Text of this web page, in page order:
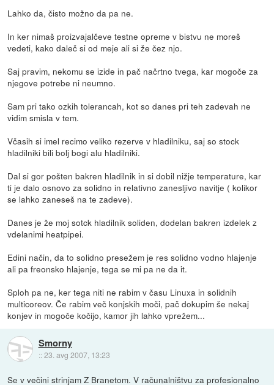
Lahko da, čisto možno da pa ne.
In ker nimaš proizvajalčeve testne opreme v bistvu ne moreš
vedeti, kako daleč si od meje ali si že čez njo.
Saj pravim, nekomu se izide in pač načrtno tvega, kar mogoče za
njegove potrebe ni neumno.
Sam pri tako ozkih tolerancah, kot so danes pri teh zadevah ne
vidim smisla v tem.
Včasih si imel recimo veliko rezerve v hladilniku, saj so stock
hladilniki bili bolj bogi alu hladilniki.
Dal si gor pošten bakren hladilnik in si dobil nižje temperature, kar
ti je dalo osnovo za solidno in relativno zanesljivo navitje ( kolikor
se lahko zaneseš na te zadeve).
Danes je že moj sotck hladilnik soliden, dodelan bakren izdelek z
vdelanimi heatpipei.
Edini način, da to solidno presežem je res solidno vodno hlajenje
ali pa freonsko hlajenje, tega se mi pa ne da it.
Sploh pa ne, ker tega niti ne rabim v času Linuxa in solidnih
multicoreov. Če rabim več konjskih moči, pač dokupim še nekaj
konjev in mogoče kočijo, kamor jih lahko vprežem...
Smorny
::23. avg 2007, 13:23
Se v večini strinjam Z Branetom. V računalništvu za profesionalno